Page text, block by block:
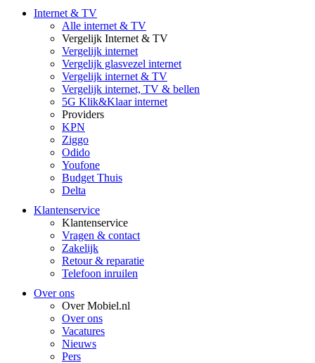
Internet & TV
Alle internet & TV
Vergelijk Internet & TV
Vergelijk internet
Vergelijk glasvezel internet
Vergelijk internet & TV
Vergelijk internet, TV & bellen
5G Klik&Klaar internet
Providers
KPN
Ziggo
Odido
Youfone
Budget Thuis
Delta
Klantenservice
Klantenservice
Vragen & contact
Zakelijk
Retour & reparatie
Telefoon inruilen
Over ons
Over Mobiel.nl
Over ons
Vacatures
Nieuws
Pers